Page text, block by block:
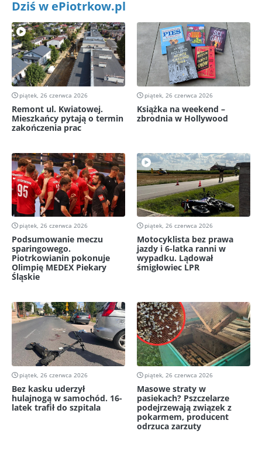
Dziś w ePiotrkow.pl
piątek, 26 czerwca 2026
Remont ul. Kwiatowej.
Mieszkańcy pytają o termin
zakończenia prac
piątek, 26 czerwca 2026
Książka na weekend –
zbrodnia w Hollywood
piątek, 26 czerwca 2026
Podsumowanie meczu
sparingowego.
Piotrkowianin pokonuje
Olimpię MEDEX Piekary
Śląskie
piątek, 26 czerwca 2026
Motocyklista bez prawa
jazdy i 6-latka ranni w
wypadku. Lądował
śmigłowiec LPR
piątek, 26 czerwca 2026
Bez kasku uderzył
hulajnogą w samochód. 16-
latek trafił do szpitala
piątek, 26 czerwca 2026
Masowe straty w
pasiekach? Pszczelarze
podejrzewają związek z
pokarmem, producent
odrzuca zarzuty